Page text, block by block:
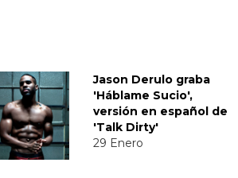
Jason Derulo graba
'Háblame Sucio',
versión en español de
'Talk Dirty'
29 Enero